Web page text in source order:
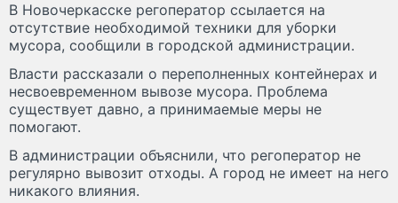
В Новочеркасске регоператор ссылается на
отсутствие необходимой техники для уборки
мусора, сообщили в городской администрации.
Власти рассказали о переполненных контейнерах и
несвоевременном вывозе мусора. Проблема
существует давно, а принимаемые меры не
помогают.
В администрации объяснили, что регоператор не
регулярно вывозит отходы. А город не имеет на него
никакого влияния.